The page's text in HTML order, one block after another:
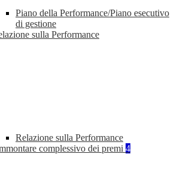
Piano della Performance/Piano esecutivo
di gestione
sulla Performance
Relazione sulla Performance
complessivo dei premi 4